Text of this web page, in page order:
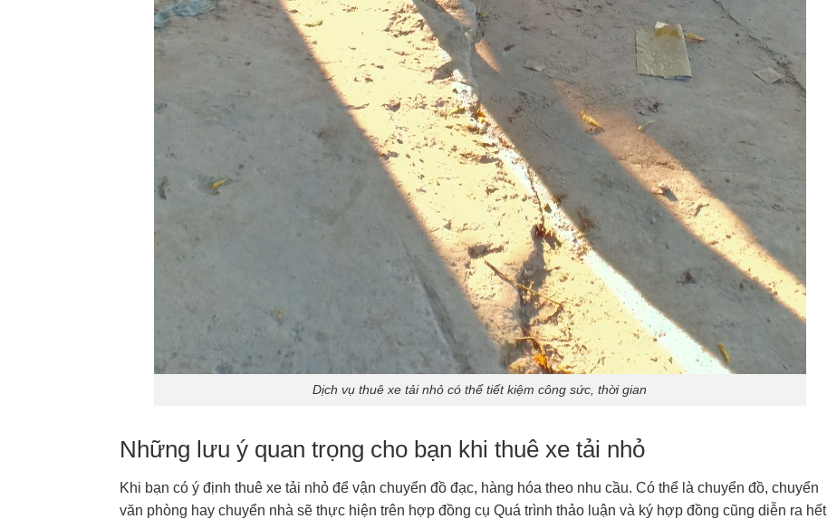
Dịch vụ thuê xe tải nhỏ có thể tiết kiệm công sức, thời gian
Những lưu ý quan trọng cho bạn khi thuê xe tải nhỏ
Khi bạn có ý định thuê xe tải nhỏ để vận chuyển đồ đạc, hàng hóa theo nhu cầu. Có thể là chuyển đồ, chuyển
văn phòng hay chuyển nhà sẽ thực hiện trên hợp đồng cụ Quá trình thảo luận và ký hợp đồng cũng diễn ra hết